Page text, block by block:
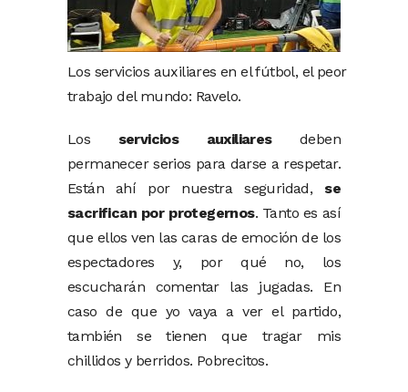
Los servicios auxiliares en el fútbol, el peor
trabajo del mundo: Ravelo.
Los servicios auxiliaresdeben
permanecer serios para darse a respetar.
Están ahí por nuestra seguridad, se
sacrifican por protegernos. Tanto es así
que ellos ven las caras de emoción de los
espectadores y, por qué no, los
escucharán comentar las jugadas. En
caso de que yo vaya a ver el partido,
también se tienen que tragar mis
chillidos y berridos. Pobrecitos.